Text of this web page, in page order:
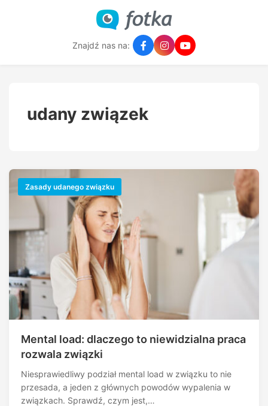
Znajdź nas na:
udany związek
Zasady udanego związku
Mental load: dlaczego to niewidzialna praca
rozwala związki
Niesprawiedliwy podział mental load w związku to nie
przesada, a jeden z głównych powodów wypalenia w
związkach. Sprawdź, czym jest,…